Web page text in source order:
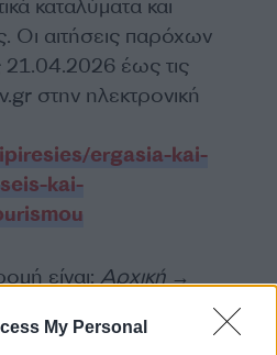
My Personal
καταλύματα και
Οι αιτήσεις παρόχων
21.04.2026 έως τις
στην ηλεκτρονική
ergasia-kai-
kai-
είναι: Αρχική →
Τουρισμού